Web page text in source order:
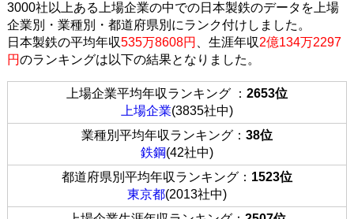
3000社以上ある上場企業の中での日本製鉄のデータを上場
企業別・業種別・都道府県別にランク付けしました。
日本製鉄の平均年収535万8608円 、生涯年収2億134万2297
円のランキングは以下の結果となりました。
上場企業平均年収ランキング ： 2653位
上場企業(3835社中)
業種別平均年収ランキング： 38位
鉄鋼(42社中)
都道府県別平均年収ランキング： 1523位
東京都(2013社中)